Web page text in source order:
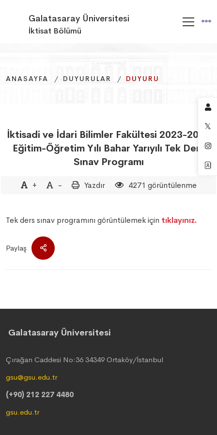
Galatasaray Üniversitesi
İktisat Bölümü
ANASAYFA DUYURULAR DUYURU
ANASAYFA DUYURULAR DUYURU
ANASAYFA DUYURULAR DUYURU
İktisadi ve İdari Bilimler Fakültesi 2023-2024
Eğitim-Öğretim Yılı Bahar Yarıyılı Tek Ders
Sınav Programı
+ - Yazdır 4271 görüntülenme
Tek ders sınav programını görüntülemek için tıklayınız.
Paylaş
Galatasaray Üniversitesi
Çırağan Caddesi No:36 34349 Ortaköy/İstanbul
gsu@gsu.edu.tr
(+90) 212 227 4480
gsu.edu.tr